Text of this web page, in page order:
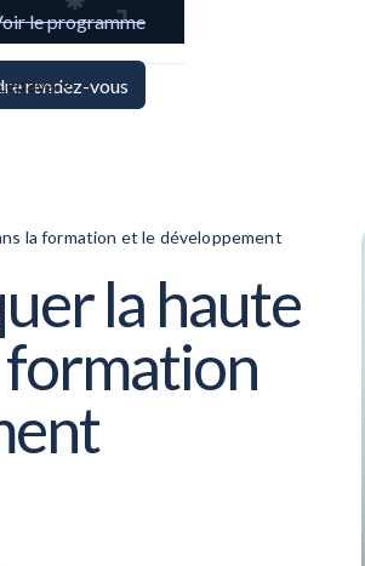
le programme
rendez-vous
la formation et le développement
la haute
formation